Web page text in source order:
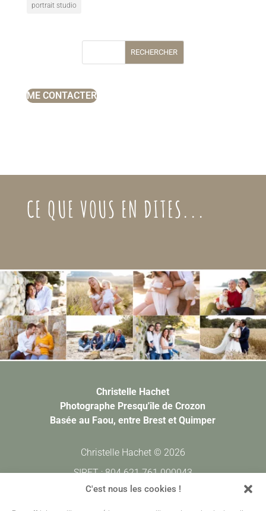
C'est nous les cookies !
portrait studio
RECHERCHER
ME CONTACTER
CE QUE VOUS EN DITES...
Christelle Hachet
Photographe Presqu'île de Crozon
Basée au Faou, entre Brest et Quimper
Christelle Hachet © 2026
SIRET : 804 621 761 000043
CODE APE : 7420Z